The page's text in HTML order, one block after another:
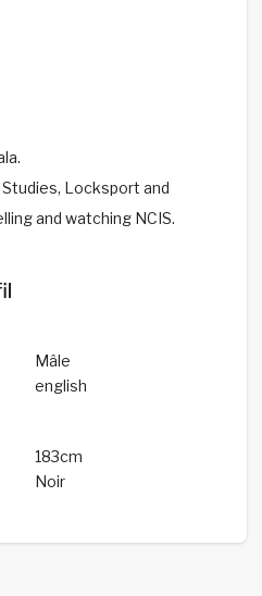
Locksport and
and watching NCIS.
Mâle
english
183cm
Noir